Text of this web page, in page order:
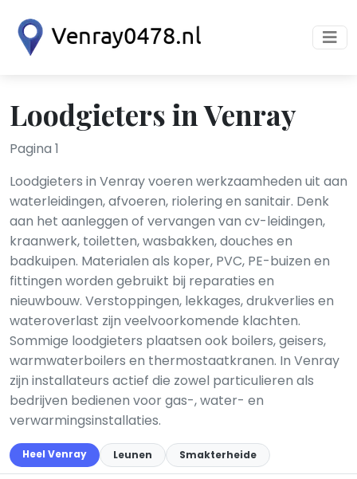
Loodgieters in Venray
Pagina 1
Loodgieters in Venray voeren werkzaamheden uit aan
waterleidingen, afvoeren, riolering en sanitair. Denk
aan het aanleggen of vervangen van cv-leidingen,
kraanwerk, toiletten, wasbakken, douches en
badkuipen. Materialen als koper, PVC, PE-buizen en
fittingen worden gebruikt bij reparaties en
nieuwbouw. Verstoppingen, lekkages, drukverlies en
wateroverlast zijn veelvoorkomende klachten.
Sommige loodgieters plaatsen ook boilers, geisers,
warmwaterboilers en thermostaatkranen. In Venray
zijn installateurs actief die zowel particulieren als
bedrijven bedienen voor gas-, water- en
verwarmingsinstallaties.
Heel Venray Leunen Smakterheide